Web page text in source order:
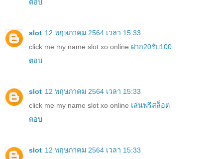
ตอบ
slot 12 พฤษภาคม 2564 เวลา 15:33
click me my name slot xo online ฝาก20รับ100
ตอบ
slot 12 พฤษภาคม 2564 เวลา 15:33
click me my name slot xo online เล่นฟรีสล็อต
ตอบ
slot 12 พฤษภาคม 2564 เวลา 15:33